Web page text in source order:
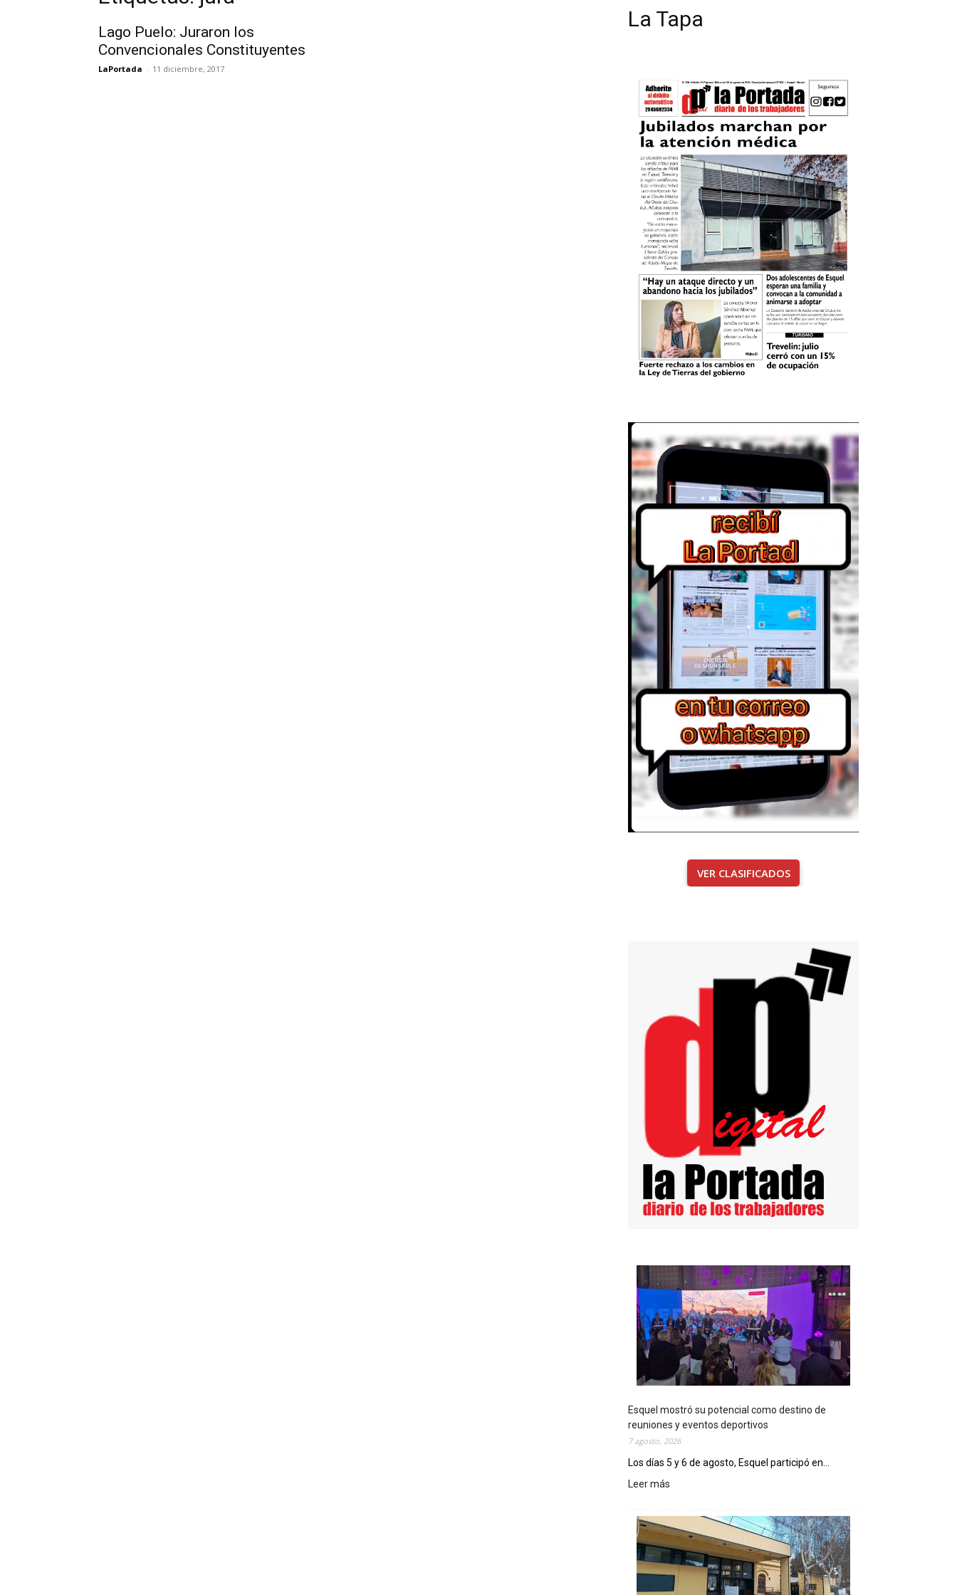
Lago Puelo: Juraron los
Convencionales Constituyentes
LaPortada - 11 diciembre, 2017
La Tapa
VER CLASIFICADOS
Esquel mostró su potencial como destino de
reuniones y eventos deportivos
7 agosto, 2026
Los días 5 y 6 de agosto, Esquel participó en...
Leer más
s
q
u
e
l
m